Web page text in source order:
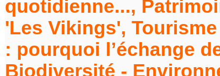
quotidienne...,
'Les Vikings',
: pourquoi l’échange
Biodiversité -